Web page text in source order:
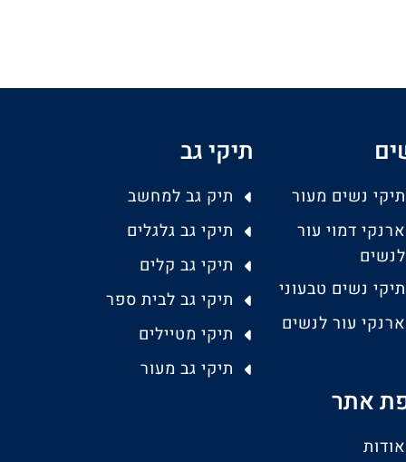
תיקי נשים מעור
ארנקי דמוי עור
לנשים
תיקי נשים טבעוני
ארנקי עור לנשים
תיקי גב
תיק גב למחשב
תיקי גב גלגלים
תיקי גב קלים
תיקי גב לבית ספר
תיקי מטיילים
תיקי גב מעור
אתר
אודות